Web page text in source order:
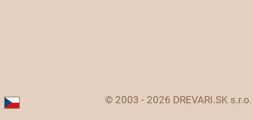
© 2003 - 2026 DREVARI.SK s.r.o.